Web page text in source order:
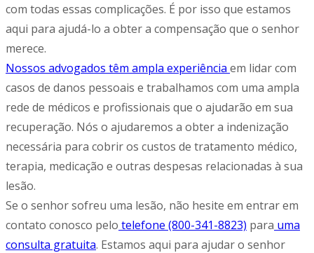
com todas essas complicações. É por isso que estamos
aqui para ajudá-lo a obter a compensação que o senhor
merece.
Nossos advogados têm ampla experiência em lidar com
casos de danos pessoais e trabalhamos com uma ampla
rede de médicos e profissionais que o ajudarão em sua
recuperação. Nós o ajudaremos a obter a indenização
necessária para cobrir os custos de tratamento médico,
terapia, medicação e outras despesas relacionadas à sua
lesão.
Se o senhor sofreu uma lesão, não hesite em entrar em
contato conosco pelo telefone (800-341-8823) para uma
consulta gratuita. Estamos aqui para ajudar o senhor